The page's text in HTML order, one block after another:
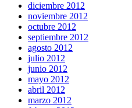
diciembre 2012
noviembre 2012
octubre 2012
septiembre 2012
agosto 2012
julio 2012
junio 2012
mayo 2012
abril 2012
marzo 2012